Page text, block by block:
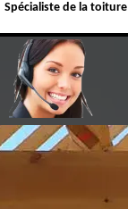
Spécialiste de la toiture